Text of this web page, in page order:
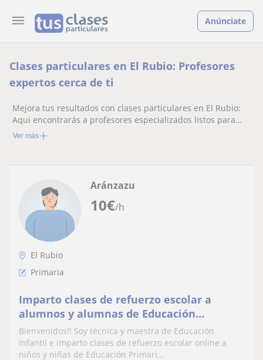
Anúnciate
Clases particulares en El Rubio: Profesores
expertos cerca de ti
Mejora tus resultados con clases particulares en El Rubio:
Aqui encontrarás a profesores especializados listos para
ayudarte.
Ver más
10€/h
Aránzazu
El Rubio
Primaria
Imparto clases de refuerzo escolar a
alumnos y alumnas de Educación
Primaria. También imparto clases a niños
y niñas de Educación Infantil.
Bienvenidos!! Soy técnica y maestra de Educación
Infantil e imparto clases de refuerzo escolar online a
niños y niñas de Educación Primari...